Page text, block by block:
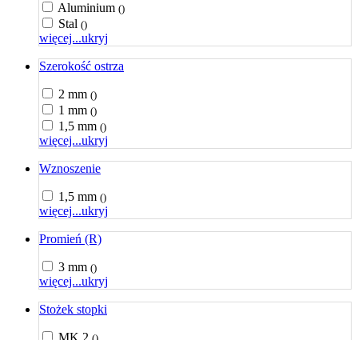
Aluminium ()
Stal ()
więcej...ukryj
Szerokość ostrza
2 mm ()
1 mm ()
1,5 mm ()
więcej...ukryj
Wznoszenie
1,5 mm ()
więcej...ukryj
Promień (R)
3 mm ()
więcej...ukryj
Stożek stopki
MK 2